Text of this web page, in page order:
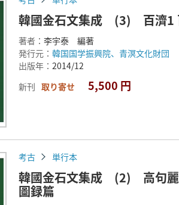
韓國金石文集成 (3) 百濟1
著者： 李宇泰 編著
発行元： 韓国国学振興院、青溟文化財団
出版年： 2014/12
新刊 取り寄せ 5,500 円
考古 単行本
韓國金石文集成 (2) 高句麗
圖録篇